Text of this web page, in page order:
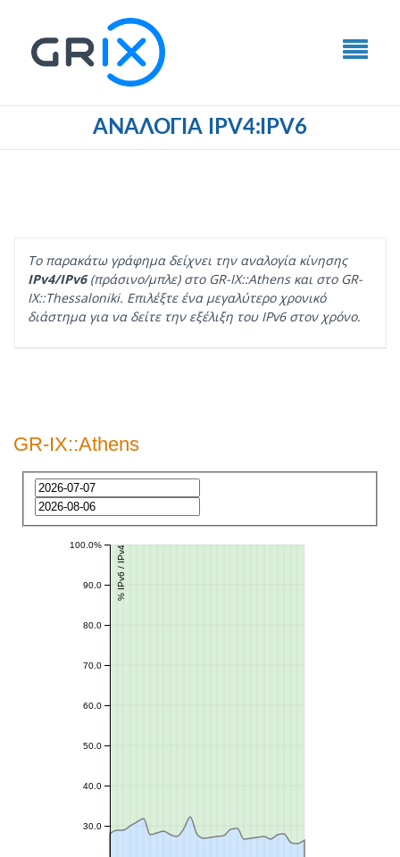
ΑΝΑΛΟΓΊΑ IPV4:IPV6
Το παρακάτω γράφημα δείχνει την αναλογία κίνησης
IPv4/IPv6(πράσινο/μπλε) στο GR-IX::Athens και στο GR-
IX::Thessaloniki. Επιλέξτε ένα μεγαλύτερο χρονικό
διάστημα για να δείτε την εξέλιξη του IPv6 στον χρόνο.
GR-IX::Athens